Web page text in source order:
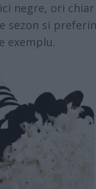
negre, ori
si
exemplu.